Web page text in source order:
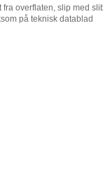
fra overflaten, slip med
på teknisk datablad